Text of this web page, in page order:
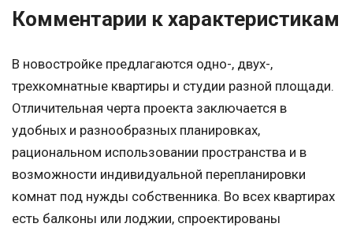
Комментарии к характеристикам
В новостройке предлагаются одно-, двух-,
трехкомнатные квартиры и студии разной площади.
Отличительная черта проекта заключается в
удобных и разнообразных планировках,
рациональном использовании пространства и в
возможности индивидуальной перепланировки
комнат под нужды собственника. Во всех квартирах
есть балконы или лоджии, спроектированы